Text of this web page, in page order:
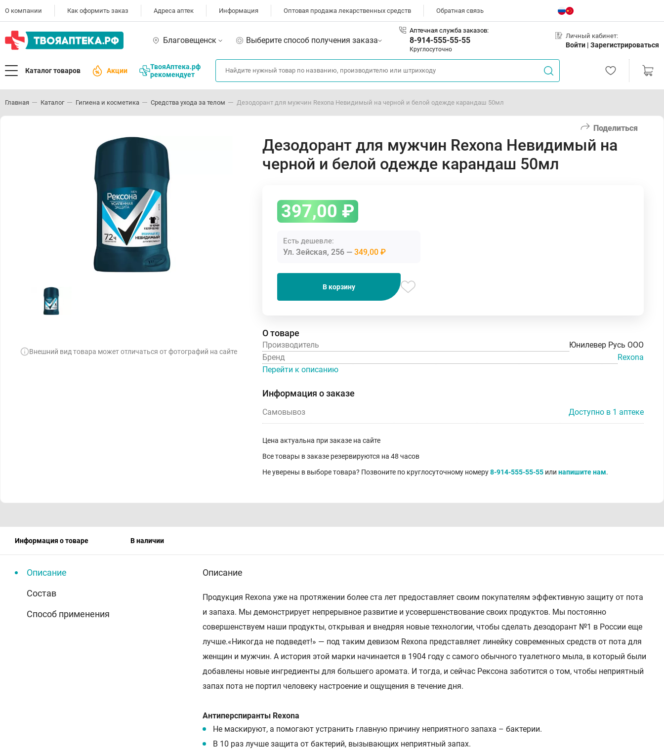
О компании Как оформить заказ Адреса аптек Информация Оптовая продажа лекарственных средств Обратная связь
Благовещенск Выберите способ получения заказа
Аптечная служба заказов:
8-914-555-55-55
Круглосуточно
Личный кабинет:
Войти | Зарегистрироваться
Каталог товаров Акции
ТвояАптека.рф
рекомендует
Главная Каталог Гигиена и косметика Средства ухода за телом Дезодорант для мужчин Rexona Невидимый на черной и белой одежде карандаш 50мл
Поделиться
Внешний вид товара может отличаться от фотографий на сайте
Дезодорант для мужчин Rexona Невидимый на
черной и белой одежде карандаш 50мл
397,00 ₽
Есть дешевле:
Ул. Зейская, 256 349,00 ₽
В корзину
О товаре
Производитель
Юнилевер Русь ООО
Бренд
Rexona
Перейти к описанию
Информация о заказе
Самовывоз Доступно в 1 аптеке
Цена актуальна при заказе на сайте
Все товары в заказе резервируются на 48 часов
Не уверены в выборе товара? Позвоните по круглосуточному номеру8-914-555-55-55 или напишите нам.
Информация о товаре В наличии
Описание
Состав
Способ применения
Описание
Продукция Rexona уже на протяжении более ста лет предоставляет своим покупателям эффективную защиту от пота
и запаха. Мы демонстрирует непрерывное развитие и усовершенствование своих продуктов. Мы постоянно
совершенствуем наши продукты, открывая и внедряя новые технологии, чтобы сделать дезодорант №1 в России еще
лучше.«Никогда не подведет!» — под таким девизом Rexona представляет линейку современных средств от пота для
женщин и мужчин. А история этой марки начинается в 1904 году с самого обычного туалетного мыла, в который были
добавлены новые ингредиенты для большего аромата. И тогда, и сейчас Рексона заботится о том, чтобы неприятный
запах пота не портил человеку настроение и ощущения в течение дня.
Антиперспиранты Rexona
Не маскируют, а помогают устранить главную причину неприятного запаха – бактерии.
В 10 раз лучше защита от бактерий, вызывающих неприятный запах.